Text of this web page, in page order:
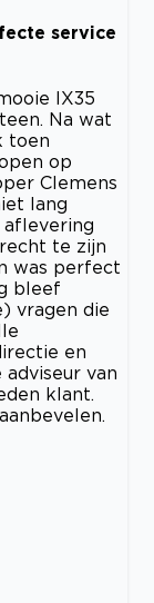
service
IX35
Na wat
toen
op
Clemens
lang
te zijn
was perfect
bleef
vragen die
en
van
klant.